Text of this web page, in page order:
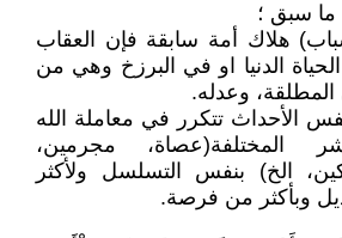
ما سبق ؛
هلاك أمة سابقة فإن العقاب
الدنيا او في البرزخ وهي من
المطلقة، وعدله.
الأحداث تتكرر في معاملة الله
المختلفة(عصاة، مجرمين،
الخ) بنفس التسلسل ولأكثر
وبأكثر من فرصة.